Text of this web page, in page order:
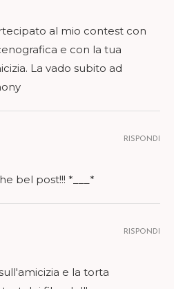
al mio contest con
e con la tua
La vado subito ad
bel post!!! *___*
RISPONDI
e la torta
RISPONDI